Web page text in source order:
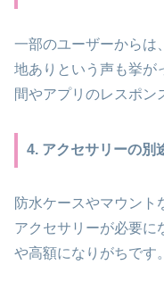
一部のユーザーからは
地ありという声も挙が
間やアプリのレスポン
4. アクセサリーの別
防水ケースやマウント
アクセサリーが必要に
や高額になりがちです。